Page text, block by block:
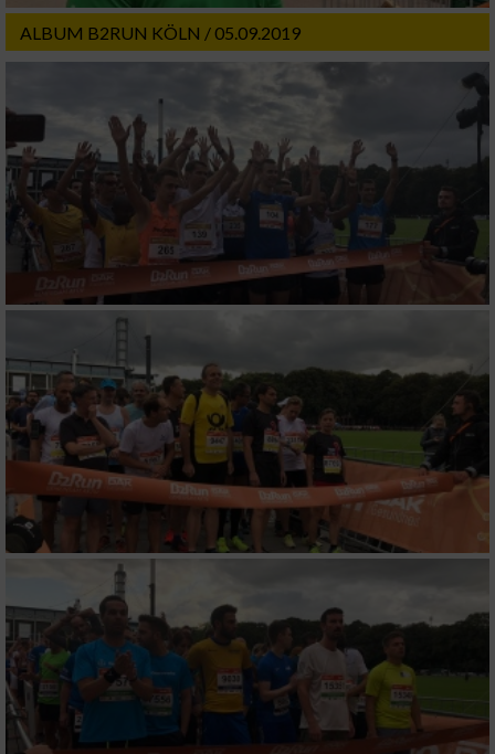
ALBUM B2RUN KÖLN / 05.09.2019